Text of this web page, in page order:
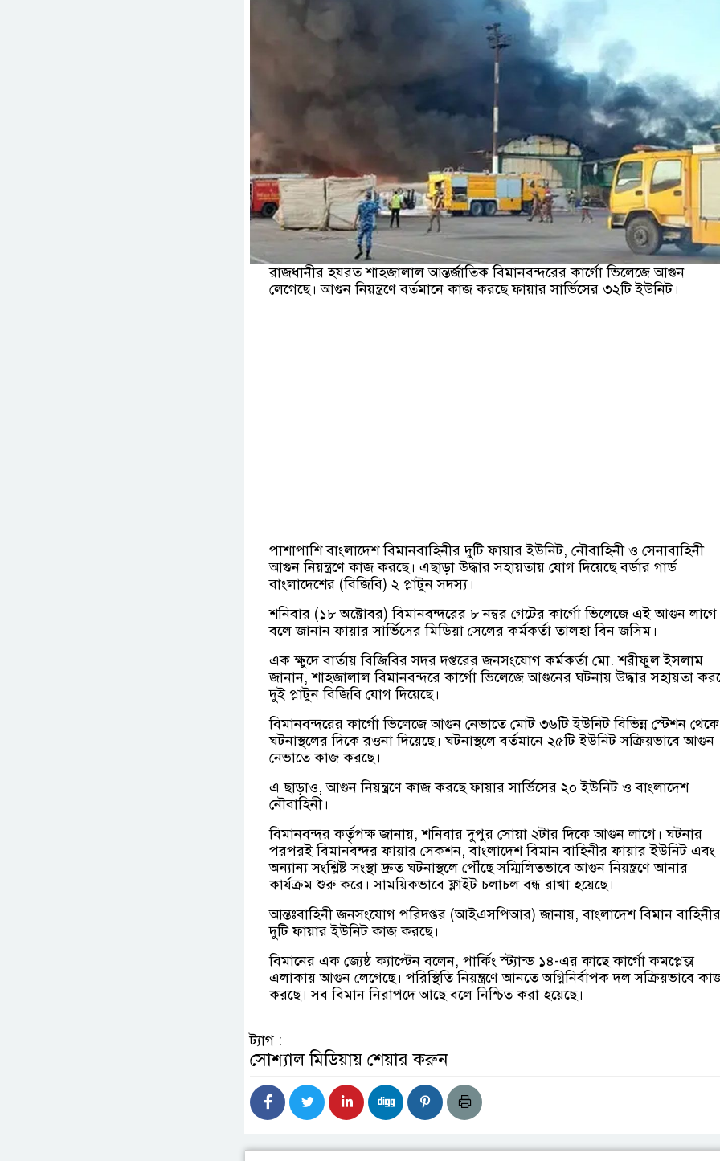
রাজধানীর হযরত শাহজালাল আন্তর্জাতিক বিমানবন্দরের কার্গো ভিলেজে আগুন
লেগেছে। আগুন নিয়ন্ত্রণে বর্তমানে কাজ করছে ফায়ার সার্ভিসের ৩২টি ইউনিট।
পাশাপাশি বাংলাদেশ বিমানবাহিনীর দুটি ফায়ার ইউনিট, নৌবাহিনী ও সেনাবাহিনী
আগুন নিয়ন্ত্রণে কাজ করছে। এছাড়া উদ্ধার সহায়তায় যোগ দিয়েছে বর্ডার গার্ড
বাংলাদেশের (বিজিবি) ২ প্লাটুন সদস্য।
শনিবার (১৮ অক্টোবর) বিমানবন্দরের ৮ নম্বর গেটের কার্গো ভিলেজে এই আগুন লাগে
বলে জানান ফায়ার সার্ভিসের মিডিয়া সেলের কর্মকর্তা তালহা বিন জসিম।
এক ক্ষুদে বার্তায় বিজিবির সদর দপ্তরের জনসংযোগ কর্মকর্তা মো. শরীফুল ইসলাম
জানান, শাহজালাল বিমানবন্দরে কার্গো ভিলেজে আগুনের ঘটনায় উদ্ধার সহায়তা
দুই প্লাটুন বিজিবি যোগ দিয়েছে।
বিমানবন্দরের কার্গো ভিলেজে আগুন নেভাতে মোট ৩৬টি ইউনিট বিভিন্ন স্টেশন থেকে
ঘটনাস্থলের দিকে রওনা দিয়েছে। ঘটনাস্থলে বর্তমানে ২৫টি ইউনিট সক্রিয়ভাবে আগুন
নেভাতে কাজ করছে।
এ ছাড়াও, আগুন নিয়ন্ত্রণে কাজ করছে ফায়ার সার্ভিসের ২০ ইউনিট ও বাংলাদেশ
নৌবাহিনী।
বিমানবন্দর কর্তৃপক্ষ জানায়, শনিবার দুপুর সোয়া ২টার দিকে আগুন লাগে। ঘটনার
পরপরই বিমানবন্দর ফায়ার সেকশন, বাংলাদেশ বিমান বাহিনীর ফায়ার ইউনিট এবং
অন্যান্য সংশ্লিষ্ট সংস্থা দ্রুত ঘটনাস্থলে পৌঁছে সম্মিলিতভাবে আগুন নিয়ন্ত্রণে আনার
কার্যক্রম শুরু করে। সাময়িকভাবে ফ্লাইট চলাচল বন্ধ রাখা হয়েছে।
আন্তঃবাহিনী জনসংযোগ পরিদপ্তর (আইএসপিআর) জানায়, বাংলাদেশ বিমান বাহিনীর
দুটি ফায়ার ইউনিট কাজ করছে।
বিমানের এক জ্যেষ্ঠ ক্যাপ্টেন বলেন, পার্কিং স্ট্যান্ড ১৪-এর কাছে কার্গো কমপ্লেক্স
এলাকায় আগুন লেগেছে। পরিস্থিতি নিয়ন্ত্রণে আনতে অগ্নিনির্বাপক দল সক্রিয়ভাবে
করছে। সব বিমান নিরাপদে আছে বলে নিশ্চিত করা হয়েছে।
ট্যাগ :
সোশ্যাল মিডিয়ায় শেয়ার করুন